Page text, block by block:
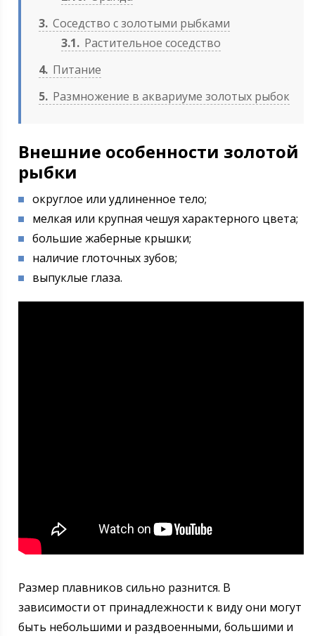
3 Соседство с золотыми рыбками
3.1
Растительное соседство
4 Питание
5 Размножение в аквариуме золотых рыбок
Внешние особенности золотой
рыбки
округлое или удлиненное тело;
мелкая или крупная чешуя характерного цвета;
большие жаберные крышки;
наличие глоточных зубов;
выпуклые глаза.
Размер плавников сильно разнится. В
зависимости от принадлежности к виду они могут
быть небольшими и раздвоенными, большими и